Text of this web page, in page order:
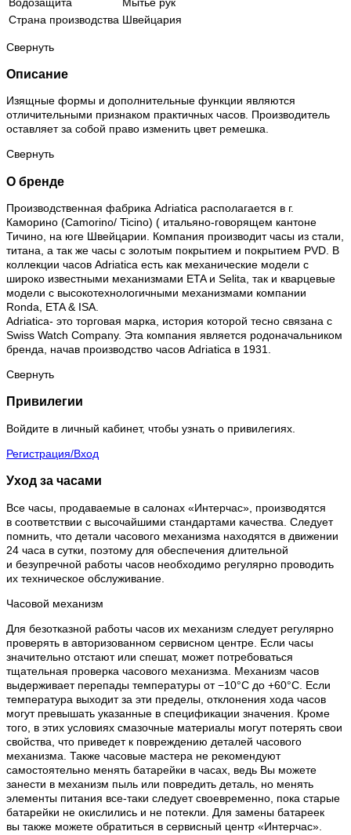
Страна производства Швейцария
Свернуть
Описание
Изящные формы и дополнительные функции являются
отличительными признаком практичных часов. Производитель
оставляет за собой право изменить цвет ремешка.
Свернуть
О бренде
Производственная фабрика Adriatica располагается в г.
Каморино (Camorino/ Ticino) ( итальяно-говорящем кантоне
Тичино, на юге Швейцарии. Компания производит часы из стали,
титана, а так же часы с золотым покрытием и покрытием PVD. В
коллекции часов Adriatica есть как механические модели с
широко известными механизмами ETA и Selita, так и кварцевые
модели с высокотехнологичными механизмами компании
Ronda, ETA & ISA.
Adriatica- это торговая марка, история которой тесно связана с
Swiss Watch Company. Эта компания является родоначальником
бренда, начав производство часов Adriatica в 1931.
Свернуть
Привилегии
Войдите в личный кабинет, чтобы узнать о привилегиях.
Регистрация/Вход
Уход за часами
Все часы, продаваемые в салонах «Интерчас», производятся
в соответствии с высочайшими стандартами качества. Следует
помнить, что детали часового механизма находятся в движении
24 часа в сутки, поэтому для обеспечения длительной
и безупречной работы часов необходимо регулярно проводить
их техническое обслуживание.
Часовой механизм
Для безотказной работы часов их механизм следует регулярно
проверять в авторизованном сервисном центре. Если часы
значительно отстают или спешат, может потребоваться
тщательная проверка часового механизма. Механизм часов
выдерживает перепады температуры от −10°C до +60°C. Если
температура выходит за эти пределы, отклонения хода часов
могут превышать указанные в спецификации значения. Кроме
того, в этих условиях смазочные материалы могут потерять свои
свойства, что приведет к повреждению деталей часового
механизма. Также часовые мастера не рекомендуют
самостоятельно менять батарейки в часах, ведь Вы можете
занести в механизм пыль или повредить деталь, но менять
элементы питания все-таки следует своевременно, пока старые
батарейки не окислились и не потекли. Для замены батареек
вы также можете обратиться в сервисный центр «Интерчас».